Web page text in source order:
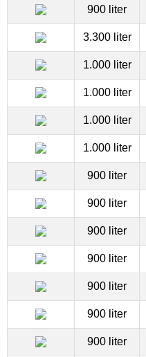
900 liter
3.300 liter
1.000 liter
1.000 liter
1.000 liter
1.000 liter
900 liter
900 liter
900 liter
900 liter
900 liter
900 liter
900 liter